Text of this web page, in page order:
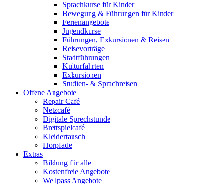
Sprachkurse für Kinder
Bewegung & Führungen für Kinder
Ferienangebote
Jugendkurse
Führungen, Exkursionen & Reisen
Reisevorträge
Stadtführungen
Kulturfahrten
Exkursionen
Studien- & Sprachreisen
Offene Angebote
Repair Café
Netzcafé
Digitale Sprechstunde
Brettspielcafé
Kleidertausch
Hörpfade
Extras
Bildung für alle
Kostenfreie Angebote
Wellpass Angebote